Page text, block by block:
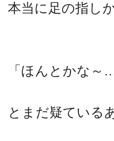
本当に足の指し
「ほんとかな～…
とまだ疑ている